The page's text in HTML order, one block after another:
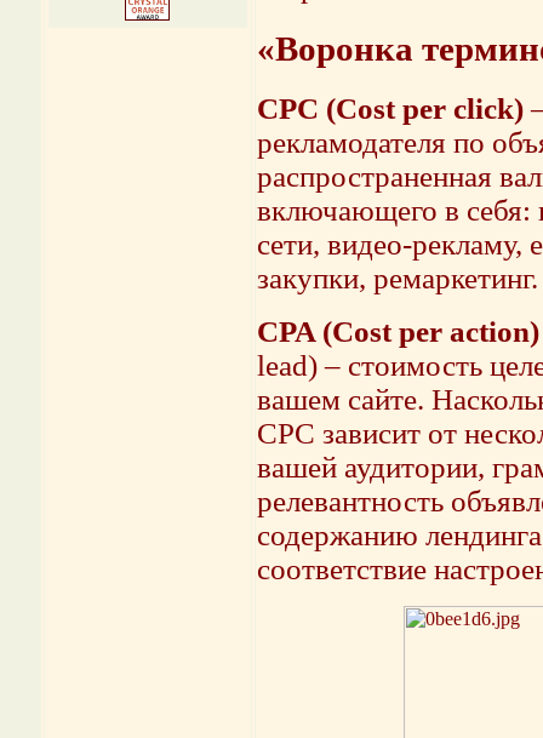
«Воронка
CPC (Cost per click)
рекламодателя по
распространенная
включающего в себя:
сети, видео-рекламу,
закупки,
CPA (Cost per action)
lead) – стоимость
вашем сайте.
CPC зависит от
вашей аудитории,
релевантность
содержанию
соответствие